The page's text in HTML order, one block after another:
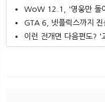
WoW 12.1, '영웅만 돌
GTA 6, 넷플릭스까지 진
이런 전개면 다음편도? '